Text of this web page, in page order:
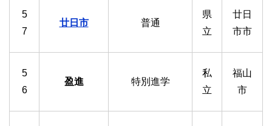
5
7
廿日市 普通
県
立
廿日
市市
5
6
盈進 特別進学
私
立
福山
市